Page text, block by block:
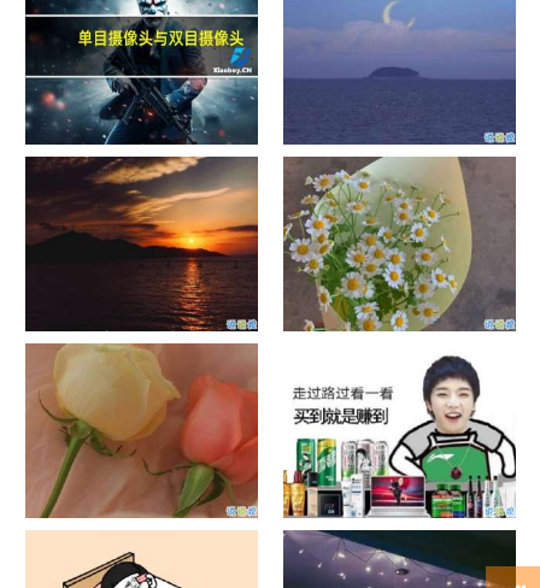
单目摄像头与双目摄像头
晚安励志语录带图片 晚安心语
励志鸡汤
日出文案温柔句子 看日出的微
信说说配图
晒风景照的唯美说说配图 适合
发风景的朋友圈文案
官宣恋爱的说说配图 官宣句子
抖音摆地摊文案 摆地摊的搞笑
说说带图片